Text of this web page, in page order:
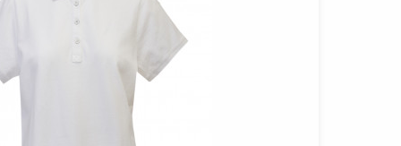
naše sirupy
umělých sladidel.
Prohlédnout